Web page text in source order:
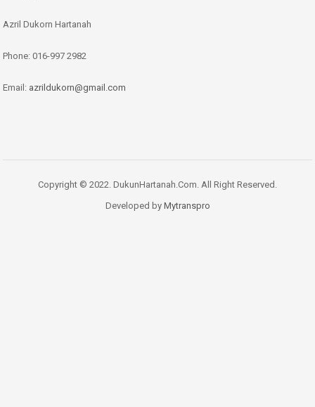
Azril Dukorn Hartanah
Phone: 016-997 2982
Email: azrildukorn@gmail.com
Copyright © 2022. DukunHartanah.Com. All Right Reserved.
Developed by Mytranspro